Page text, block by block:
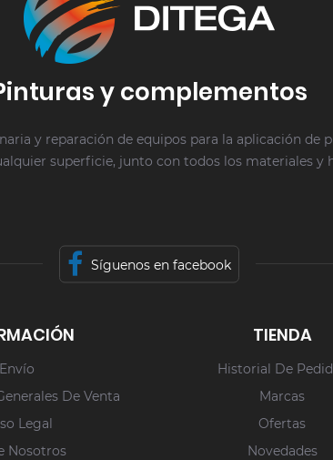
y complementos
y reparación de equipos para la aplicación
superficie, junto con todos los materiales y
Síguenos en facebook
Envío
De Venta
Legal
Nosotros
TIENDA
Historial De
Marcas
Ofertas
Novedades